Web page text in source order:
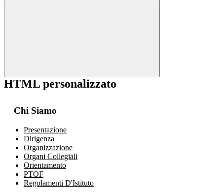
HTML personalizzato
Chi Siamo
Presentazione
Dirigenza
Organizzazione
Organi Collegiali
Orientamento
PTOF
Regolamenti D'Istituto